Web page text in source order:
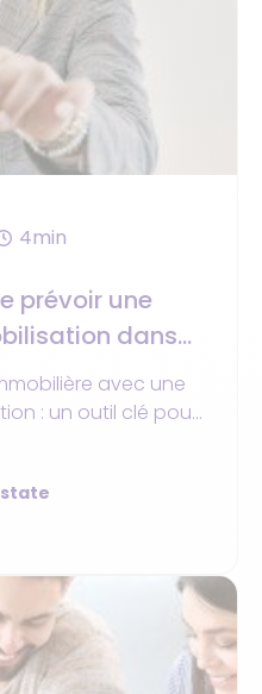
4min
prévoir une
dans
? avec une
: un outil clé pour